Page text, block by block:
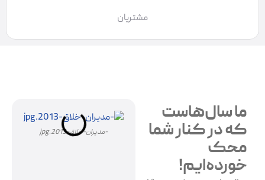
مشتریان
ما سال‌هاست
که در کنار شما
محک
خورده‌ایم!
-مدیران-خلاق-2013.jpg